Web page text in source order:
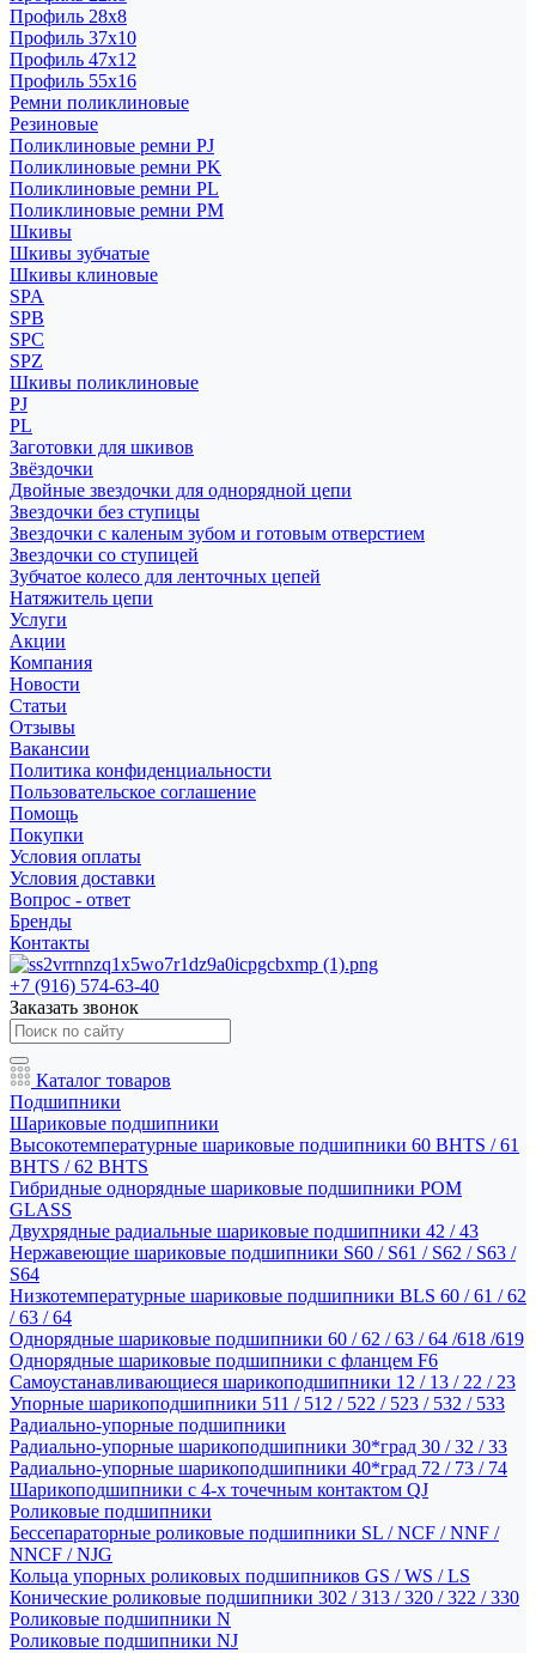
Профиль 28x8
Профиль 37x10
Профиль 47x12
Профиль 55x16
Ремни поликлиновые
Резиновые
Поликлиновые ремни PJ
Поликлиновые ремни PK
Поликлиновые ремни PL
Поликлиновые ремни PM
Шкивы
Шкивы зубчатые
Шкивы клиновые
SPA
SPB
SPC
SPZ
Шкивы поликлиновые
PJ
PL
Заготовки для шкивов
Звёздочки
Двойные звездочки для однорядной цепи
Звездочки без ступицы
Звездочки с каленым зубом и готовым отверстием
Звездочки со ступицей
Зубчатое колесо для ленточных цепей
Натяжитель цепи
Услуги
Акции
Компания
Новости
Статьи
Отзывы
Вакансии
Политика конфиденциальности
Пользовательское соглашение
Помощь
Покупки
Условия оплаты
Условия доставки
Вопрос - ответ
Бренды
Контакты
+7 (916) 574-63-40
Заказать звонок
Каталог товаров
Подшипники
Шариковые подшипники
Высокотемпературные шариковые подшипники 60 BHTS / 61
BHTS / 62 BHTS
Гибридные однорядные шариковые подшипники POM
GLASS
Двухрядные радиальные шариковые подшипники 42 / 43
Нержавеющие шариковые подшипники S60 / S61 / S62 / S63 /
S64
Низкотемпературные шариковые подшипники BLS 60 / 61 / 62
/ 63 / 64
Однорядные шариковые подшипники 60 / 62 / 63 / 64 /618 /619
Однорядные шариковые подшипники с фланцем F6
Самоустанавливающиеся шарикоподшипники 12 / 13 / 22 / 23
Упорные шарикоподшипники 511 / 512 / 522 / 523 / 532 / 533
Радиально-упорные подшипники
Радиально-упорные шарикоподшипники 30*град 30 / 32 / 33
Радиально-упорные шарикоподшипники 40*град 72 / 73 / 74
Шарикоподшипники с 4-х точечным контактом QJ
Роликовые подшипники
Бессепараторные роликовые подшипники SL / NCF / NNF /
NNCF / NJG
Кольца упорных роликовых подшипников GS / WS / LS
Конические роликовые подшипники 302 / 313 / 320 / 322 / 330
Роликовые подшипники N
Роликовые подшипники NJ